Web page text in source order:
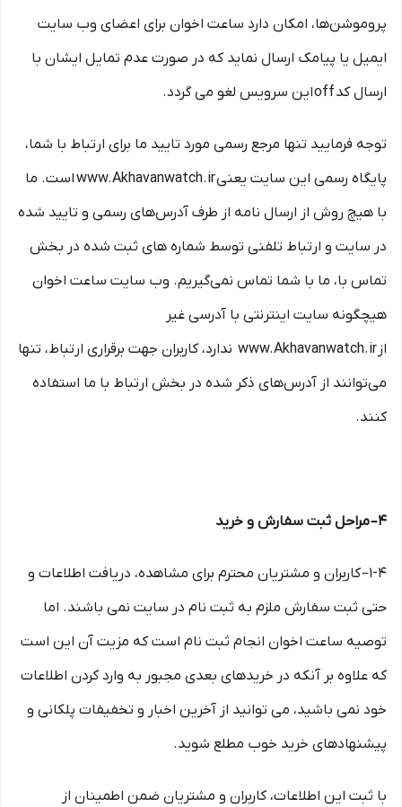
پروموشن‌ها، امکان دارد ساعت اخوان برای اعضای وب سایت
ایمیل یا پیامک ارسال نماید که در صورت عدم تمایل ایشان با
ارسال کد off این سرویس لغو می گردد.
توجه فرمایید تنها مرجع رسمی مورد تایید ما برای ارتباط با شما،
پایگاه رسمی این سایت یعنی www.Akhavanwatch.ir است. ما
با هیچ روش از ارسال نامه از طرف آدرس‏‌های رسمی و تایید شده
در سایت و ارتباط تلفنی توسط شماره های ثبت شده در بخش
تماس با، ما با شما تماس نمی‌‏گیریم. وب سایت ساعت اخوان
هیچگونه سایت اینترنتی با آدرسی غیر
از www.Akhavanwatch.ir ندارد، کاربران جهت برقراری ارتباط، تنها
می‏‌توانند از آدرس‌‏های ذکر شده در بخش ارتباط با ما استفاده
کنند.
۴– مراحل ثبت سفارش و خرید
1-۴– کاربران و مشتریان محترم برای مشاهده، دریافت اطلاعات و
حتی ثبت سفارش ملزم به ثبت نام در سایت نمی باشند. اما
توصیه ساعت اخوان انجام ثبت نام است که مزیت آن این است
که علاوه بر آنکه در خریدهای بعدی مجبور به وارد کردن اطلاعات
خود نمی باشید، می توانید از آخرین اخبار و تخفیفات پلکانی و
پیشنهادهای خرید خوب مطلع شوید.
با ثبت این اطلاعات، کاربران و مشتریان ضمن اطمینان از